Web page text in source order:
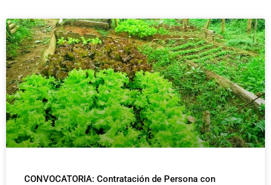
CONVOCATORIA: Contratación de Persona con